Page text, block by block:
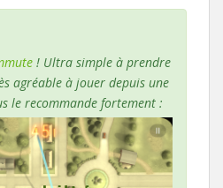
! Ultra simple à prendre
agréable à jouer depuis une
le recommande fortement :